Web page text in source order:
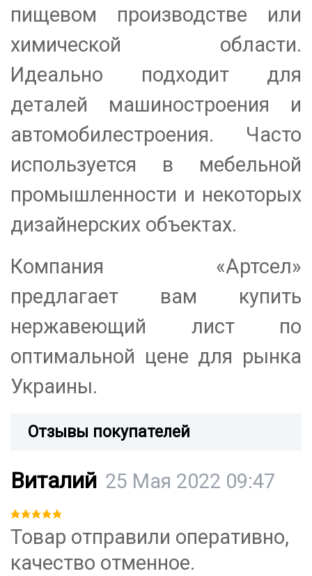
пищевом производстве или
химической области.
Идеально подходит для
деталей машиностроения и
автомобилестроения. Часто
используется в мебельной
промышленности и некоторых
дизайнерских объектах.
Компания «Артсел»
предлагает вам купить
нержавеющий лист по
оптимальной цене для рынка
Украины.
Отзывы покупателей
Виталий 25 Мая 2022 09:47
Товар отправили оперативно,
качество отменное.